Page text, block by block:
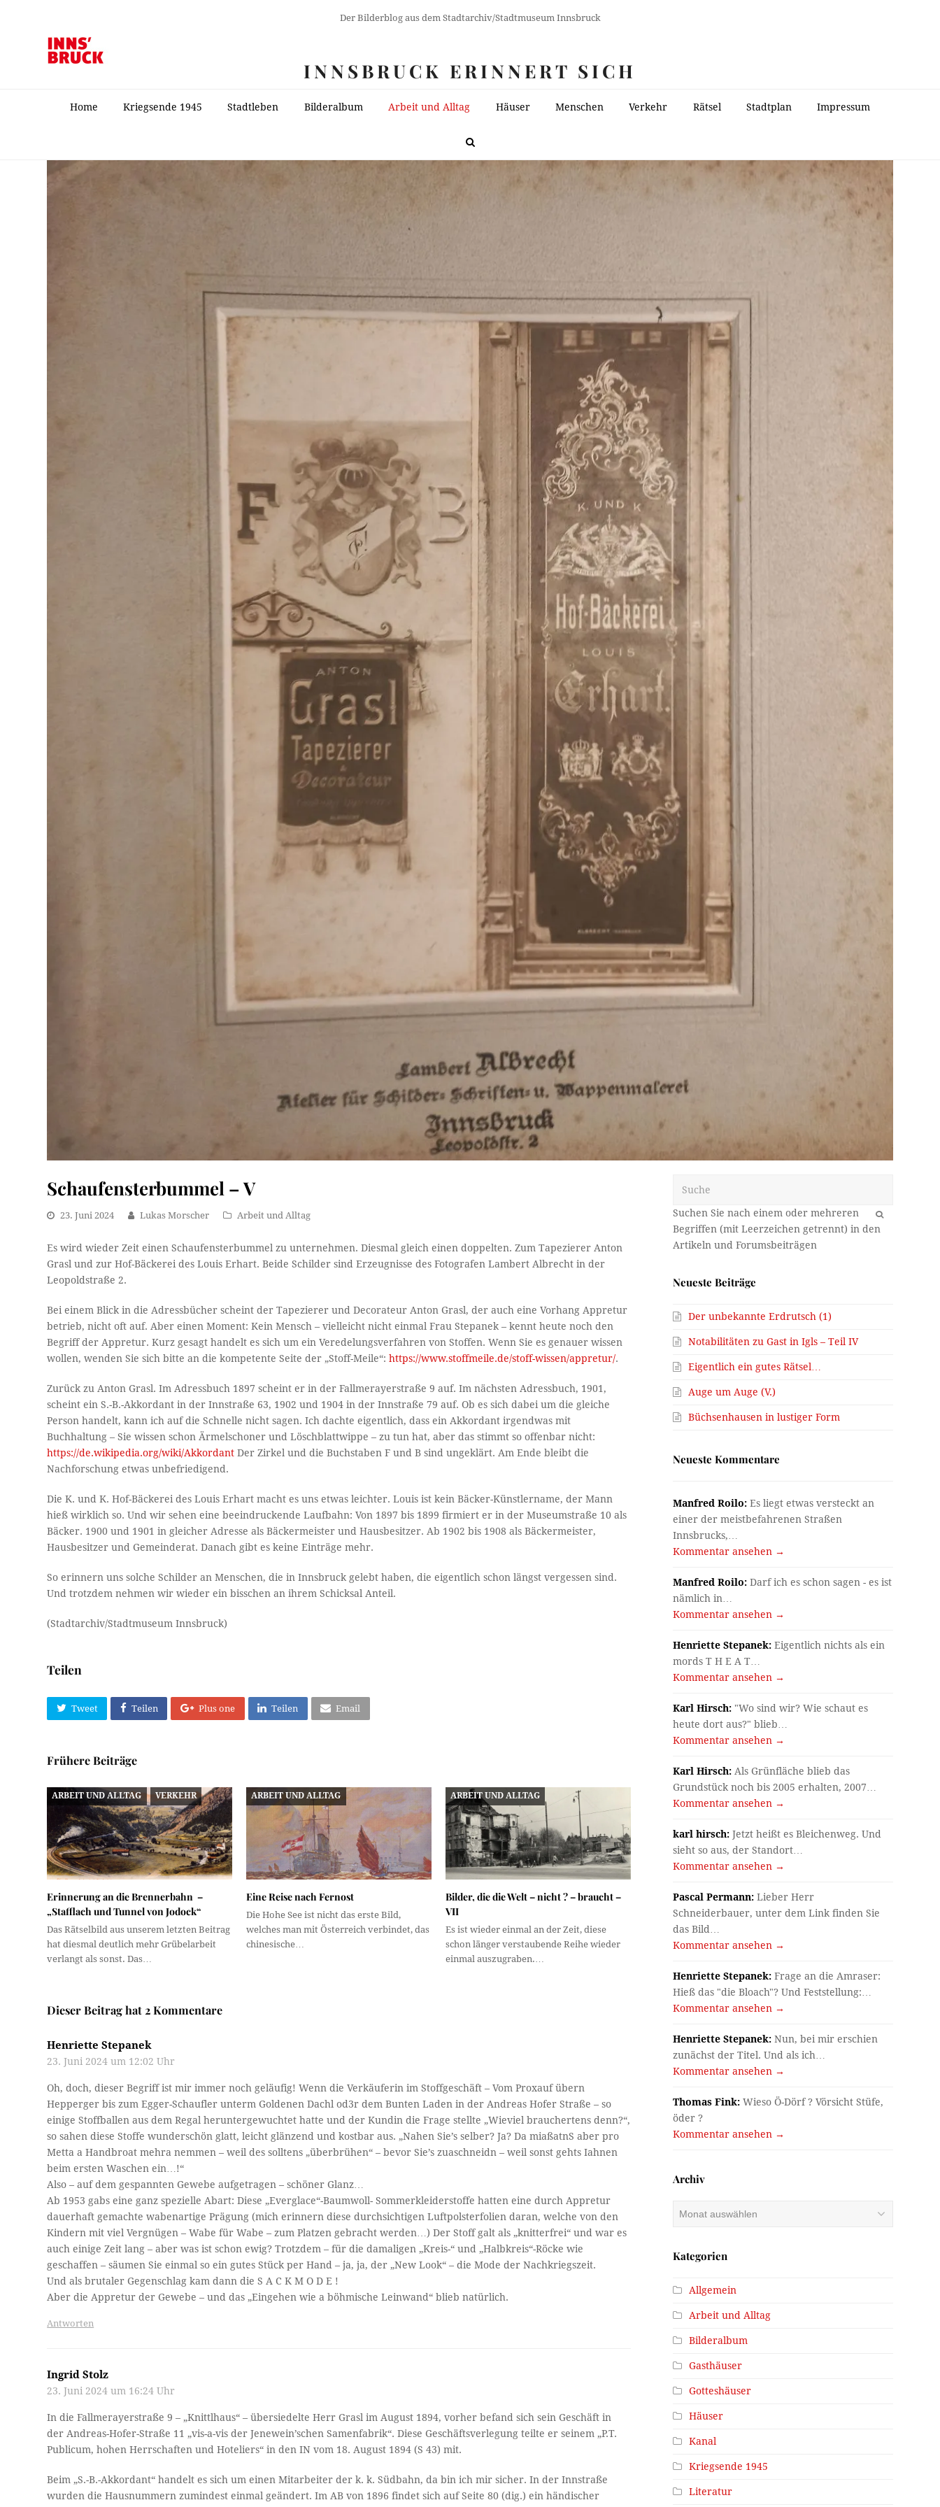
Der Bilderblog aus dem Stadtarchiv/Stadtmuseum Innsbruck
INNSBRUCK ERINNERT SICH
Home Kriegsende 1945 Stadtleben Bilderalbum Arbeit und Alltag Häuser Menschen Verkehr Rätsel Stadtplan Impressum
Schaufensterbummel – V
23. Juni 2024 Lukas Morscher Arbeit und Alltag
Es wird wieder Zeit einen Schaufensterbummel zu unternehmen. Diesmal gleich einen doppelten. Zum Tapezierer Anton
Grasl und zur Hof-Bäckerei des Louis Erhart. Beide Schilder sind Erzeugnisse des Fotografen Lambert Albrecht in der
Leopoldstraße 2.
Bei einem Blick in die Adressbücher scheint der Tapezierer und Decorateur Anton Grasl, der auch eine Vorhang Appretur
betrieb, nicht oft auf. Aber einen Moment: Kein Mensch – vielleicht nicht einmal Frau Stepanek – kennt heute noch den
Begriff der Appretur. Kurz gesagt handelt es sich um ein Veredelungsverfahren von Stoffen. Wenn Sie es genauer wissen
wollen, wenden Sie sich bitte an die kompetente Seite der „Stoff-Meile“:https://www.stoffmeile.de/stoff-wissen/appretur/.
Zurück zu Anton Grasl. Im Adressbuch 1897 scheint er in der Fallmerayerstraße 9 auf. Im nächsten Adressbuch, 1901,
scheint ein S.-B.-Akkordant in der Innstraße 63, 1902 und 1904 in der Innstraße 79 auf. Ob es sich dabei um die gleiche
Person handelt, kann ich auf die Schnelle nicht sagen. Ich dachte eigentlich, dass ein Akkordant irgendwas mit
Buchhaltung – Sie wissen schon Ärmelschoner und Löschblattwippe – zu tun hat, aber das stimmt so offenbar nicht:
https://de.wikipedia.org/wiki/Akkordant Der Zirkel und die Buchstaben F und B sind ungeklärt. Am Ende bleibt die
Nachforschung etwas unbefriedigend.
Die K. und K. Hof-Bäckerei des Louis Erhart macht es uns etwas leichter. Louis ist kein Bäcker-Künstlername, der Mann
hieß wirklich so. Und wir sehen eine beeindruckende Laufbahn: Von 1897 bis 1899 firmiert er in der Museumstraße 10 als
Bäcker. 1900 und 1901 in gleicher Adresse als Bäckermeister und Hausbesitzer. Ab 1902 bis 1908 als Bäckermeister,
Hausbesitzer und Gemeinderat. Danach gibt es keine Einträge mehr.
So erinnern uns solche Schilder an Menschen, die in Innsbruck gelebt haben, die eigentlich schon längst vergessen sind.
Und trotzdem nehmen wir wieder ein bisschen an ihrem Schicksal Anteil.
(Stadtarchiv/Stadtmuseum Innsbruck)
Teilen
Tweet Teilen Plus one Teilen Email
Frühere Beiträge
ARBEIT UND ALLTAG VERKEHR
Erinnerung an die Brennerbahn –
„Stafflach und Tunnel von Jodock“
Das Rätselbild aus unserem letzten Beitrag
hat diesmal deutlich mehr Grübelarbeit
verlangt als sonst. Das…
ARBEIT UND ALLTAG
Eine Reise nach Fernost
Die Hohe See ist nicht das erste Bild,
welches man mit Österreich verbindet, das
chinesische…
ARBEIT UND ALLTAG
Bilder, die die Welt – nicht ? – braucht –
VII
Es ist wieder einmal an der Zeit, diese
schon länger verstaubende Reihe wieder
einmal auszugraben.…
Dieser Beitrag hat 2 Kommentare
Henriette Stepanek
23. Juni 2024 um 12:02 Uhr
Oh, doch, dieser Begriff ist mir immer noch geläufig! Wenn die Verkäuferin im Stoffgeschäft – Vom Proxauf übern
Hepperger bis zum Egger-Schaufler unterm Goldenen Dachl od3r dem Bunten Laden in der Andreas Hofer Straße – so
einige Stoffballen aus dem Regal heruntergewuchtet hatte und der Kundin die Frage stellte „Wieviel brauchertens denn?“,
so sahen diese Stoffe wunderschön glatt, leicht glänzend und kostbar aus. „Nahen Sie’s selber? Ja? Da miaßatnS aber pro
Metta a Handbroat mehra nemmen – weil des solltens „überbrühen“ – bevor Sie’s zuaschneidn – weil sonst gehts Iahnen
beim ersten Waschen ein…!“
Also – auf dem gespannten Gewebe aufgetragen – schöner Glanz…
Ab 1953 gabs eine ganz spezielle Abart: Diese „Everglace“-Baumwoll- Sommerkleiderstoffe hatten eine durch Appretur
dauerhaft gemachte wabenartige Prägung (mich erinnern diese durchsichtigen Luftpolsterfolien daran, welche von den
Kindern mit viel Vergnügen – Wabe für Wabe – zum Platzen gebracht werden…) Der Stoff galt als „knitterfrei“ und war es
auch einige Zeit lang – aber was ist schon ewig? Trotzdem – für die damaligen „Kreis-“ und „Halbkreis“-Röcke wie
geschaffen – säumen Sie einmal so ein gutes Stück per Hand – ja, ja, der „New Look“ – die Mode der Nachkriegszeit.
Und als brutaler Gegenschlag kam dann die S A C K M O D E !
Aber die Appretur der Gewebe – und das „Eingehen wie a böhmische Leinwand“ blieb natürlich.
Antworten
Ingrid Stolz
23. Juni 2024 um 16:24 Uhr
In die Fallmerayerstraße 9 – „Knittlhaus“ – übersiedelte Herr Grasl im August 1894, vorher befand sich sein Geschäft in
der Andreas-Hofer-Straße 11 „vis-a-vis der Jenewein’schen Samenfabrik“. Diese Geschäftsverlegung teilte er seinem „P.T.
Publicum, hohen Herrschaften und Hoteliers“ in den IN vom 18. August 1894 (S 43) mit.
Beim „S.-B.-Akkordant“ handelt es sich um einen Mitarbeiter der k. k. Südbahn, da bin ich mir sicher. In der Innstraße
wurden die Hausnummern zumindest einmal geändert. Im AB von 1896 findet sich auf Seite 80 (dig.) ein händischer
OK
Neueste Beiträge
Der unbekannte Erdrutsch (1)
Notabilitäten zu Gast in Igls – Teil IV
Eigentlich ein gutes Rätsel…
Auge um Auge (V.)
Büchsenhausen in lustiger Form
Neueste Kommentare
Manfred Roilo: Es liegt etwas versteckt an
einer der meistbefahrenen Straßen
Innsbrucks,…
Kommentar ansehen →
Manfred Roilo: Darf ich es schon sagen - es ist
nämlich in…
Kommentar ansehen →
Henriette Stepanek: Eigentlich nichts als ein
mords T H E A T…
Kommentar ansehen →
Karl Hirsch: "Wo sind wir? Wie schaut es
heute dort aus?" blieb…
Kommentar ansehen →
Karl Hirsch: Als Grünfläche blieb das
Grundstück noch bis 2005 erhalten, 2007…
Kommentar ansehen →
karl hirsch: Jetzt heißt es Bleichenweg. Und
sieht so aus, der Standort…
Kommentar ansehen →
Pascal Permann: Lieber Herr
Schneiderbauer, unter dem Link finden Sie
das Bild…
Kommentar ansehen →
Henriette Stepanek: Frage an die Amraser:
Hieß das "die Bloach"? Und Feststellung:…
Kommentar ansehen →
Henriette Stepanek: Nun, bei mir erschien
zunächst der Titel. Und als ich…
Kommentar ansehen →
Thomas Fink: Wieso Ö-Dörf ? Vörsicht Stüfe,
öder ?
Kommentar ansehen →
Archiv
Archiv
Kategorien
Allgemein
Arbeit und Alltag
Bilderalbum
Gasthäuser
Gotteshäuser
Häuser
Kanal
Kriegsende 1945
Literatur